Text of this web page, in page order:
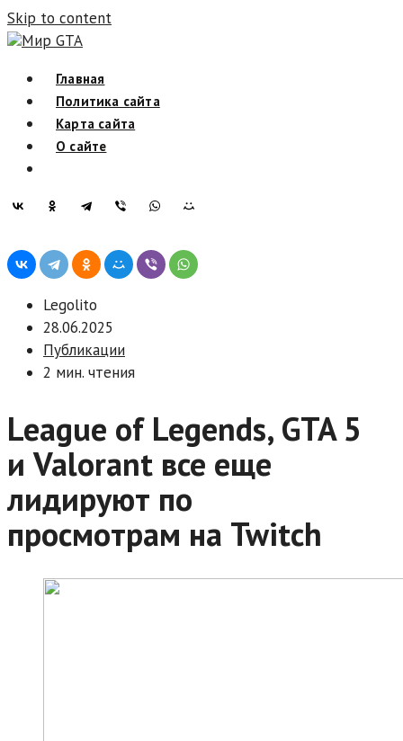
Skip to content
Мир GTA
Главная
Политика сайта
Карта сайта
О сайте
Legolito
28.06.2025
Публикации
2 мин. чтения
League of Legends, GTA 5
и Valorant все еще
лидируют по
просмотрам на Twitch